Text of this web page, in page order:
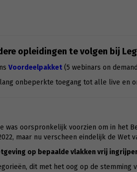
opleidingen te volgen bij
Voordeelpakket(5 webinars on
onbeperkte toegang tot alle live en
oorspronkelijk voorzien om in het
maar nu verscheen eindelijk de Wet
op bepaalde vlakken vrij
dit met het oog op de